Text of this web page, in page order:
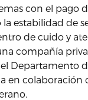
con el pago
estabilidad de
de cuido y
compañía
Departamento
en colaboración